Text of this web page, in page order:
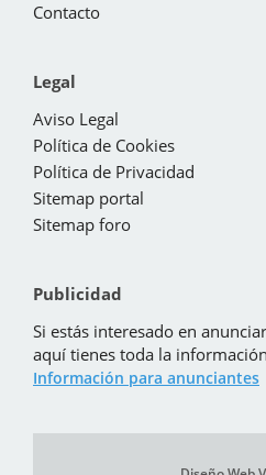
Contacto
Legal
Aviso Legal
Política de Cookies
Política de Privacidad
Sitemap portal
Sitemap foro
Publicidad
Si estás interesado en
aquí tienes toda la
Información para anunciantes